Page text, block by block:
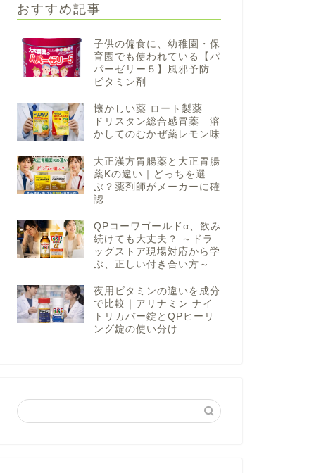
おすすめ記事
子供の偏食に、幼稚園・保
育園でも使われている【パ
パーゼリー５】風邪予防
ビタミン剤
懐かしい薬 ロート製薬
ドリスタン総合感冒薬 溶
かしてのむかぜ薬レモン味
大正漢方胃腸薬と大正胃腸
薬Kの違い｜どっちを選
ぶ？薬剤師がメーカーに確
認
QPコーワゴールドα、飲み
続けても大丈夫？ ～ドラ
ッグストア現場対応から学
ぶ、正しい付き合い方～
夜用ビタミンの違いを成分
で比較｜アリナミン ナイ
トリカバー錠とQPヒーリ
ング錠の使い分け